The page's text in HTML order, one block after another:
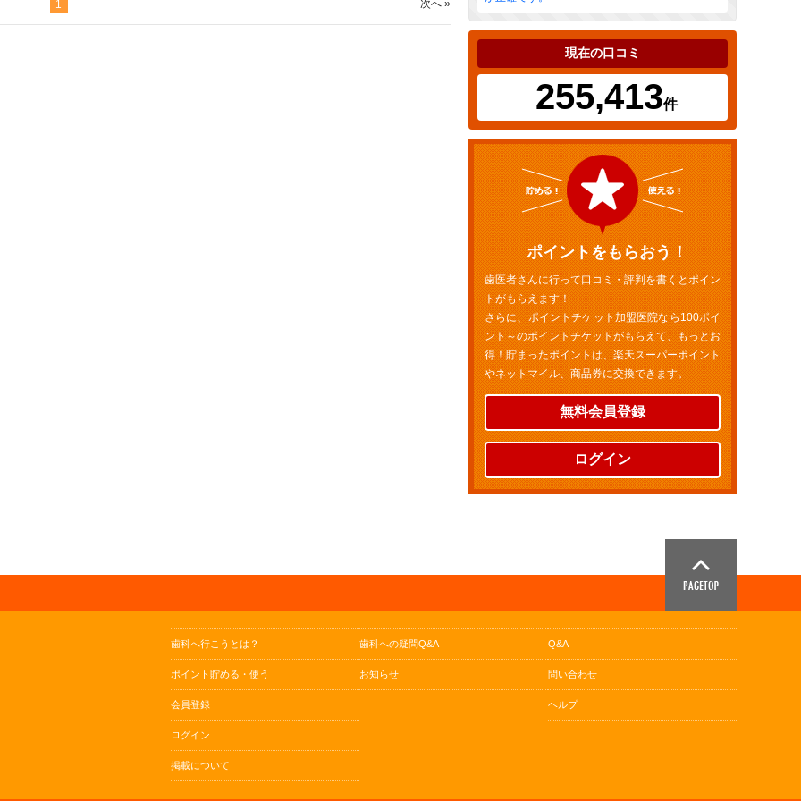
1 次へ »
現在の口コミ
255,413件
ポイントをもらおう！
歯医者さんに行って口コミ・評判を書くとポイン
トがもらえます！
さらに、ポイントチケット加盟医院なら100ポイ
ント～のポイントチケットがもらえて、もっとお
得！貯まったポイントは、楽天スーパーポイント
やネットマイル、商品券に交換できます。
無料会員登録
ログイン
歯科へ行こうとは？
ポイント貯める・使う
会員登録
ログイン
掲載について
歯科への疑問Q&A
お知らせ
Q&A
問い合わせ
ヘルプ